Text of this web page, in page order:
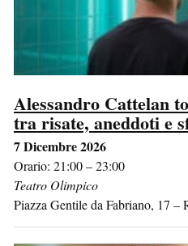
Alessandro Cattelan
tra risate, aneddoti e
7 Dicembre 2026
Orario: 21:00 – 23:00
Teatro Olimpico
Piazza Gentile da Fabriano, 17 –